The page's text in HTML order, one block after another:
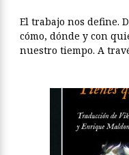
El trabajo nos define.
cómo, dónde y con
nuestro tiempo. A